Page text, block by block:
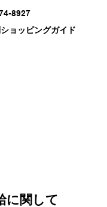
8927
ショッピングガイド
に関して